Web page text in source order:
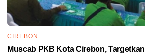
CIREBON
Muscab PKB Kota Cirebon,